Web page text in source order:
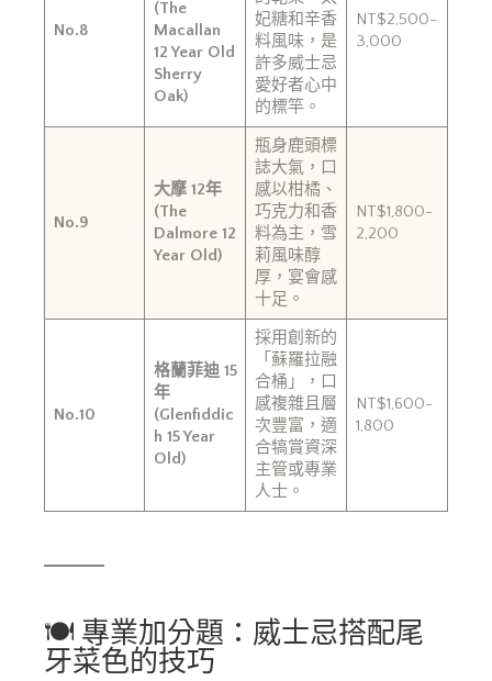
No.8
(The
Macallan
12 Year Old
Sherry
Oak)
妃糖和辛香
料風味，是
許多威士忌
愛好者心中
的標竿。
NT$2,500-
3,000
No.9
大摩 12年
(The
Dalmore 12
Year Old)
瓶身鹿頭標
誌大氣，口
感以柑橘、
巧克力和香
料為主，雪
莉風味醇
厚，宴會感
十足。
NT$1,800-
2,200
No.10
格蘭菲迪 15
年
(Glenfiddic
h 15 Year
Old)
採用創新的
「蘇羅拉融
合桶」，口
感複雜且層
次豐富，適
合犒賞資深
主管或專業
人士。
NT$1,600-
1,800
🍽️ 專業加分題：威士忌搭配尾
牙菜色的技巧